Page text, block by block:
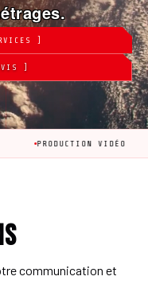
]
]
VIDÉO
communication et